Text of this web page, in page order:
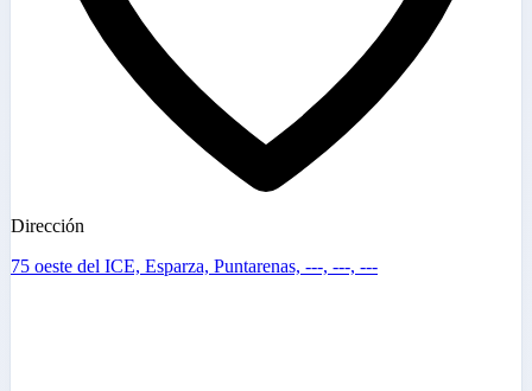
Dirección
75 oeste del ICE, Esparza, Puntarenas, ---, ---, ---